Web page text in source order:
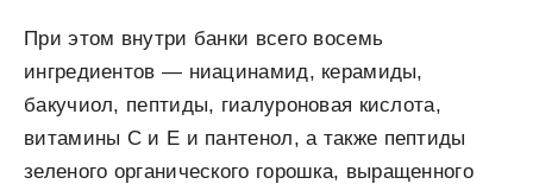
При этом внутри банки всего восемь
ингредиентов — ниацинамид, керамиды,
бакучиол, пептиды, гиалуроновая кислота,
витамины С и Е и пантенол, а также пептиды
зеленого органического горошка, выращенного